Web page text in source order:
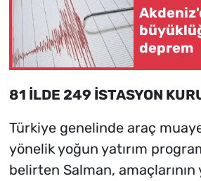
deprem
81 İLDE 249 İSTASYON
Türkiye genelinde araç
yönelik yoğun yatırım
belirten Salman, amaçlarının